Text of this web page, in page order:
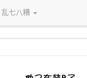
乱七八糟